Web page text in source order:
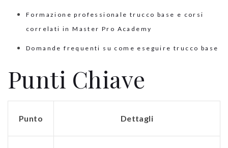
Formazione professionale trucco base e corsi
correlati in Master Pro Academy
Domande frequenti su come eseguire trucco base
Punti Chiave
Punto Dettagli